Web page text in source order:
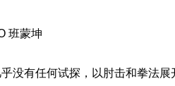
班蒙坤
没有任何试探，以肘击和拳法